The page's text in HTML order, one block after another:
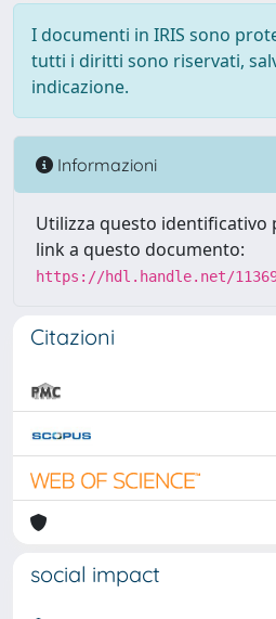
I documenti in IRIS sono
tutti i diritti sono riservati,
indicazione.
Informazioni
Utilizza questo identificativo
link a questo documento:
https://hdl.handle.net/
Citazioni
social impact